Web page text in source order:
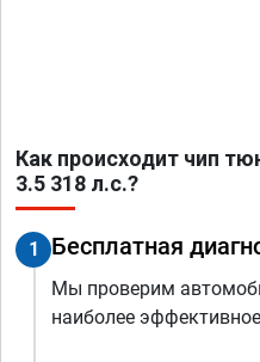
Как происходит чип
3.5 318 л.с.?
1 Бесплатная
Мы проверим
наиболее